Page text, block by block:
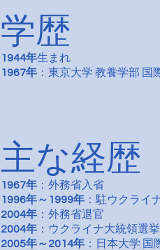
学歴
1944年生まれ
1967年 ：東京大学 教養学部 国
主な経歴
1967年 ：外務省入省
1996年～1999年 ：駐ウクライ
2004年 ：外務省退官
2004年 ：ウクライナ大統領選
2005年～2014年 ：日本大学